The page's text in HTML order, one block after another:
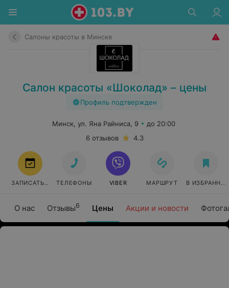
Салоны красоты в Минске
Салон красоты «Шоколад» – цены
Профиль подтвержден
О нас Отзывы6 Цены Акции и новости
Минск, ул. Яна Райниса, 9
до 20:00
6 отзывов
4.3
ЗАПИСАТЬСЯ ТЕЛЕФОНЫ VIBER МАРШРУТ В ИЗБРАННОЕ